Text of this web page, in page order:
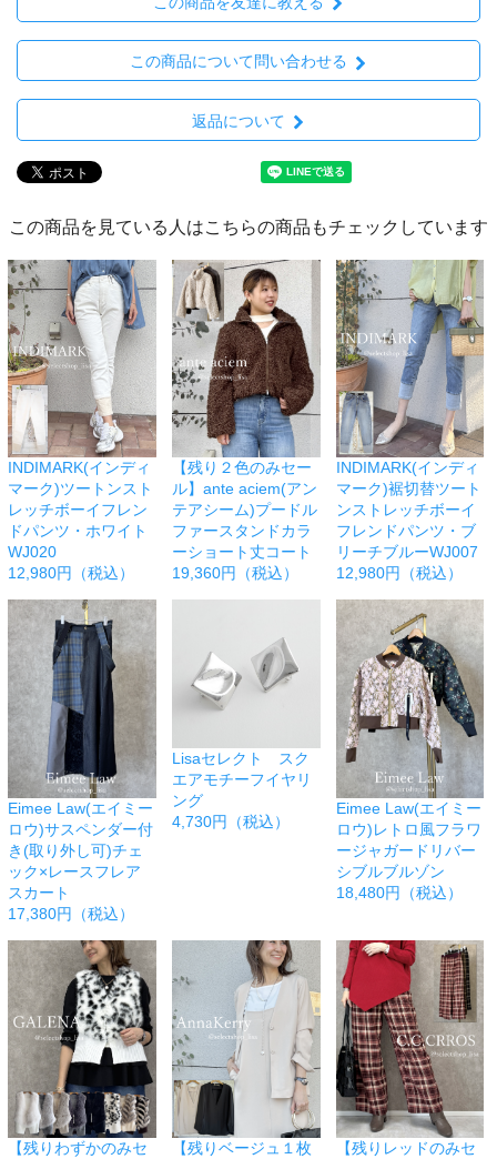
この商品について問い合わせる
返品について
この商品を見ている人はこちらの商品もチェックしています
INDIMARK(インディ
マーク)ツートンスト
レッチボーイフレン
ドパンツ・ホワイト
WJ020
12,980円（税込）
【残り２色のみセー
ル】ante aciem(アン
テアシーム)プードル
ファースタンドカラ
ーショート丈コート
19,360円（税込）
INDIMARK(インディ
マーク)裾切替ツート
ンストレッチボーイ
フレンドパンツ・ブ
リーチブルーWJ007
12,980円（税込）
Eimee Law(エイミー
ロウ)サスペンダー付
き(取り外し可)チェ
ック×レースフレア
スカート
17,380円（税込）
Lisaセレクト スク
エアモチーフイヤリ
ング
4,730円（税込）
Eimee Law(エイミー
ロウ)レトロ風フラワ
ージャガードリバー
シブルブルゾン
18,480円（税込）
【残りわずかのみセ
【残りベージュ１枚
【残りレッドのみセ